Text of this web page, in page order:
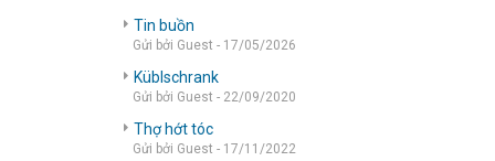
Tin buồn
Gửi bởi Guest - 17/05/2026
Küblschrank
Gửi bởi Guest - 22/09/2020
Thợ hớt tóc
Gửi bởi Guest - 17/11/2022